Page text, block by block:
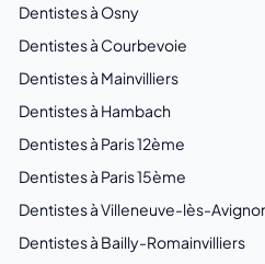
Dentistes à Osny
Dentistes à Courbevoie
Dentistes à Mainvilliers
Dentistes à Hambach
Dentistes à Paris 12ème
Dentistes à Paris 15ème
Dentistes à Villeneuve-lès-
Dentistes à Bailly-Romainvilliers